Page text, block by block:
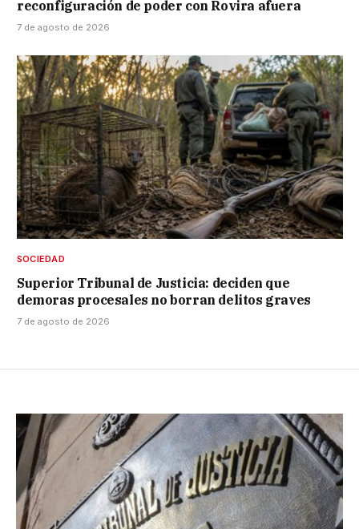
reconfiguración de poder con Rovira afuera
7 de agosto de 2026
SOCIEDAD
Superior Tribunal de Justicia: deciden que
demoras procesales no borran delitos graves
7 de agosto de 2026